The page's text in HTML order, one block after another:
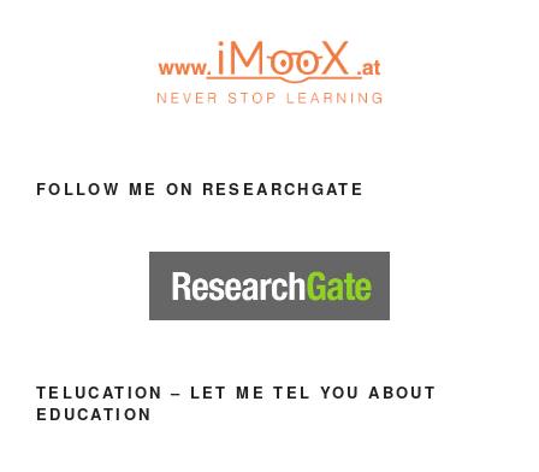
FOLLOW ME ON RESEARCHGATE
TELUCATION – LET ME TEL YOU ABOUT
EDUCATION